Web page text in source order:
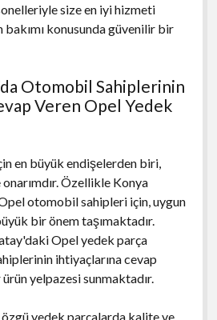
size en iyi hizmeti
bakımı konusunda güvenilir bir
Otomobil Sahiplerinin
Veren Opel Yedek
en büyük endişelerden biri,
onarımdır. Özellikle Konya
otomobil sahipleri için, uygun
bir önem taşımaktadır.
Opel yedek parça
ihtiyaçlarına cevap
yelpazesi sunmaktadır.
yedek parçalarda kalite ve